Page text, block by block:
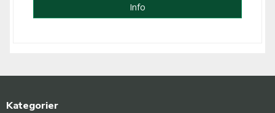
Info
Kategorier